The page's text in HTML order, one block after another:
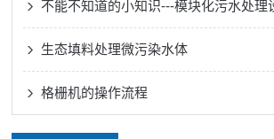
生态填料处理微污染水体
格栅机的操作流程